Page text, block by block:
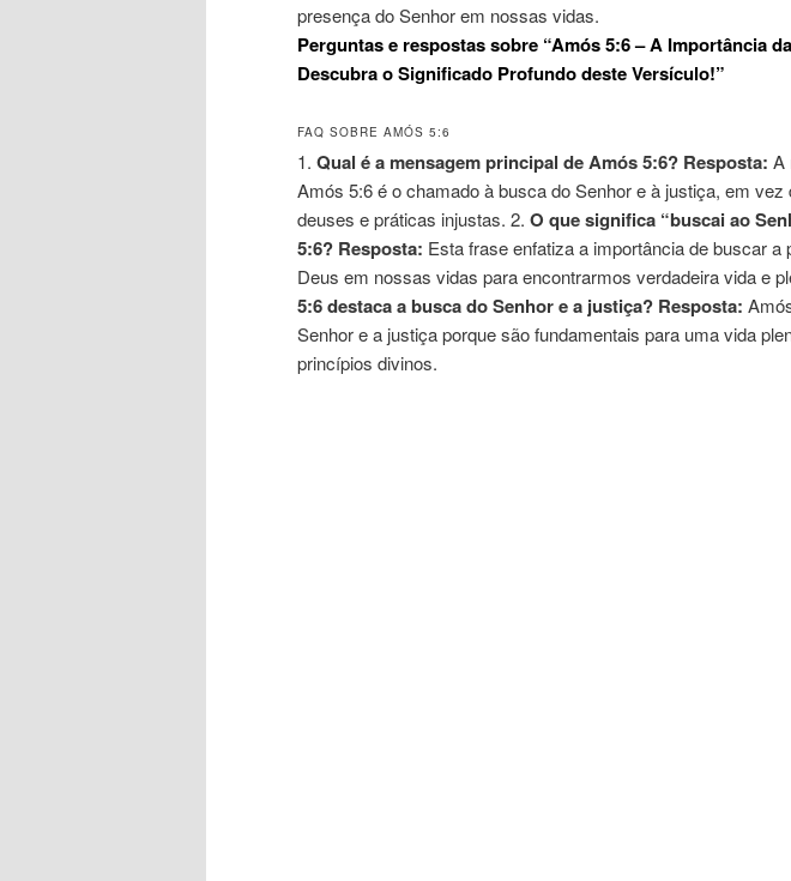
presença do Senhor em nossas vidas.
Perguntas e respostas sobre “Amós 5:6 – A Importância
Descubra o Significado Profundo deste Versículo!”
FAQ SOBRE AMÓS 5:6
1. Qual é a mensagem principal de Amós 5:6? Resposta: A
Amós 5:6 é o chamado à busca do Senhor e à justiça, em vez
deuses e práticas injustas. 2. O que significa “buscai ao
5:6? Resposta: Esta frase enfatiza a importância de buscar a
Deus em nossas vidas para encontrarmos verdadeira vida e
5:6 destaca a busca do Senhor e a justiça? Resposta:
Senhor e a justiça porque são fundamentais para uma vida
princípios divinos.